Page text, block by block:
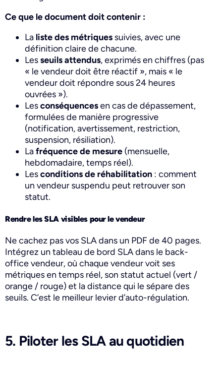
Ce que le document doit contenir :
La liste des métriques suivies, avec une
définition claire de chacune.
Lesseuils attendus, exprimés en chiffres (pas
« le vendeur doit être réactif », mais « le
vendeur doit répondre sous 24 heures
ouvrées »).
Lesconséquencesen cas de dépassement,
formulées de manière progressive
(notification, avertissement, restriction,
suspension, résiliation).
Lafréquence de mesure (mensuelle,
hebdomadaire, temps réel).
Lesconditions de réhabilitation : comment
un vendeur suspendu peut retrouver son
statut.
Rendre les SLA visibles pour le vendeur
Ne cachez pas vos SLA dans un PDF de 40 pages.
Intégrez un tableau de bord SLA dans le back-
office vendeur, où chaque vendeur voit ses
métriques en temps réel, son statut actuel (vert /
orange / rouge) et la distance qui le sépare des
seuils. C’est le meilleur levier d’auto-régulation.
5. Piloter les SLA au quotidien